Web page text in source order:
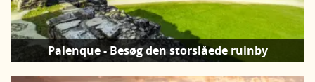
Palenque - Besøg den storslåede ruinby